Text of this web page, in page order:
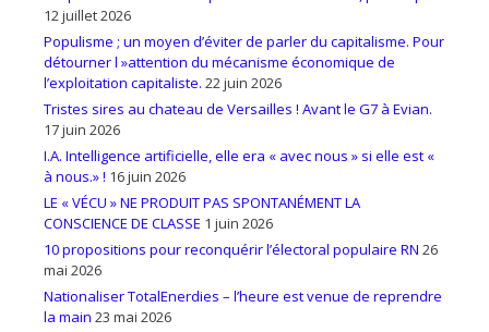
12 juillet 2026
Populisme ; un moyen d’éviter de parler du capitalisme. Pour
détourner l »attention du mécanisme économique de
l’exploitation capitaliste. 22 juin 2026
Tristes sires au chateau de Versailles ! Avant le G7 à Evian.
17 juin 2026
I.A. Intelligence artificielle, elle era « avec nous » si elle est «
à nous.» ! 16 juin 2026
LE « VÉCU » NE PRODUIT PAS SPONTANÉMENT LA
CONSCIENCE DE CLASSE 1 juin 2026
10 propositions pour reconquérir l’électoral populaire RN 26
mai 2026
Nationaliser TotalEnerdies – l’heure est venue de reprendre
la main 23 mai 2026